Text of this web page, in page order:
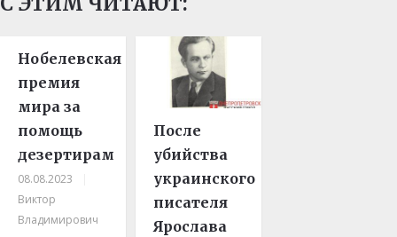
Нобелевская
премия
мира за
помощь
дезертирам
08.08.2023
Виктор
Владимирович
После
убийства
украинского
писателя
Ярослава